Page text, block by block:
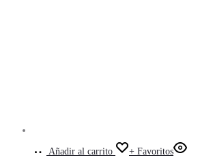
Añadir al carrito + Favoritos